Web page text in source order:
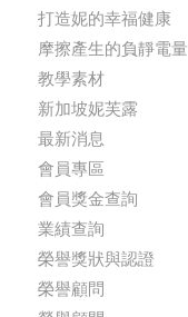
打造妮的幸福健康
摩擦產生的負靜電量
教學素材
新加坡妮芙露
最新消息
會員專區
會員獎金查詢
業績查詢
榮譽獎狀與認證
榮譽顧問